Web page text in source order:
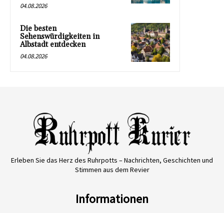
04.08.2026
Die besten
Sehenswürdigkeiten in
Albstadt entdecken
04.08.2026
Erleben Sie das Herz des Ruhrpotts – Nachrichten, Geschichten und
Stimmen aus dem Revier
Informationen